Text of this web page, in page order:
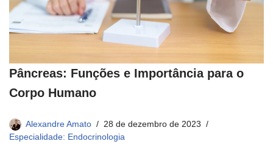
Pâncreas: Funções e Importância para o
Corpo Humano
Alexandre Amato
28 de dezembro de 2023
Especialidade: Endocrinologia